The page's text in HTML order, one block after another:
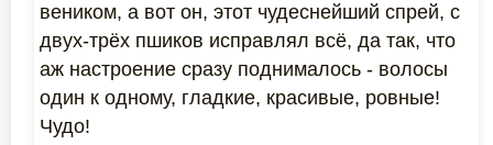
веником, а вот он, этот чудеснейший спрей, с
двух-трёх пшиков исправлял всё, да так, что
аж настроение сразу поднималось - волосы
один к одному, гладкие, красивые, ровные!
Чудо!